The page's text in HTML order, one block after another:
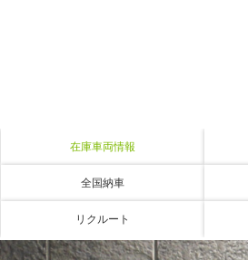
在庫車両情報
全国納車
リクルート